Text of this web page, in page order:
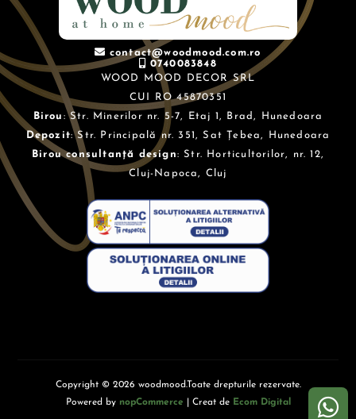
contact@woodmood.com.ro
0740083848
WOOD MOOD DECOR SRL
CUI RO 45870351
Birou : Str. Minerilor nr. 5-7, Etaj 1, Brad, Hunedoara
Depozit: Str. Principală nr. 351, Sat Țebea, Hunedoara
Birou consultanță design: Str. Horticultorilor, nr. 12,
Cluj-Napoca, Cluj
Copyright © 2026 woodmood.Toate drepturile rezervate.
Powered by nopCommerce | Creat de Ecom Digital